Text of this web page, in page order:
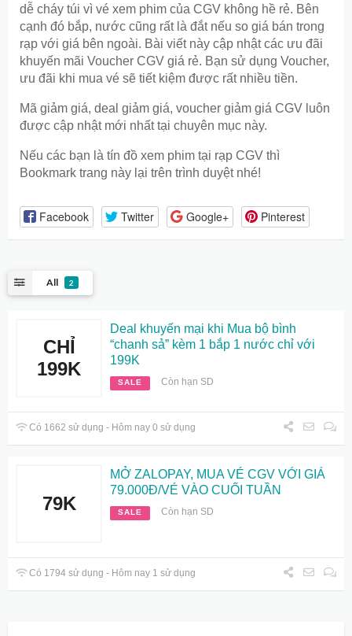
dễ cháy túi vì vé xem phim của CGV không hề rẻ. Bên
cạnh đó bắp, nước cũng rất là đắt nếu so giá bán trong
rạp với giá bên ngoài. Bài viết này cập nhật các ưu đãi
khuyến mãi Voucher CGV giá rẻ. Bạn sử dụng Voucher,
ưu đãi khi mua vé sẽ tiết kiệm được rất nhiều tiền.
Mã giảm giá, deal giảm giá, voucher giảm giá CGV luôn
được cập nhật mới nhất tại chuyên mục này.
Nếu các bạn là tín đồ xem phim tại rạp CGV thì
Bookmark trang này lại trên trình duyệt nhé!
Facebook Twitter Google+ Pinterest
All 2
CHỈ
199K
Deal khuyến mại khi Mua bộ bình
“chanh sả” kèm 1 bắp 1 nước chỉ với
199K
SALE Còn hạn SD
Có 1662 sử dụng - Hôm nay 0 sử dụng
79K
MỞ ZALOPAY, MUA VÉ CGV VỚI GIÁ
79.000Đ/VÉ VÀO CUỐI TUẦN
SALE Còn hạn SD
Có 1794 sử dụng - Hôm nay 1 sử dụng